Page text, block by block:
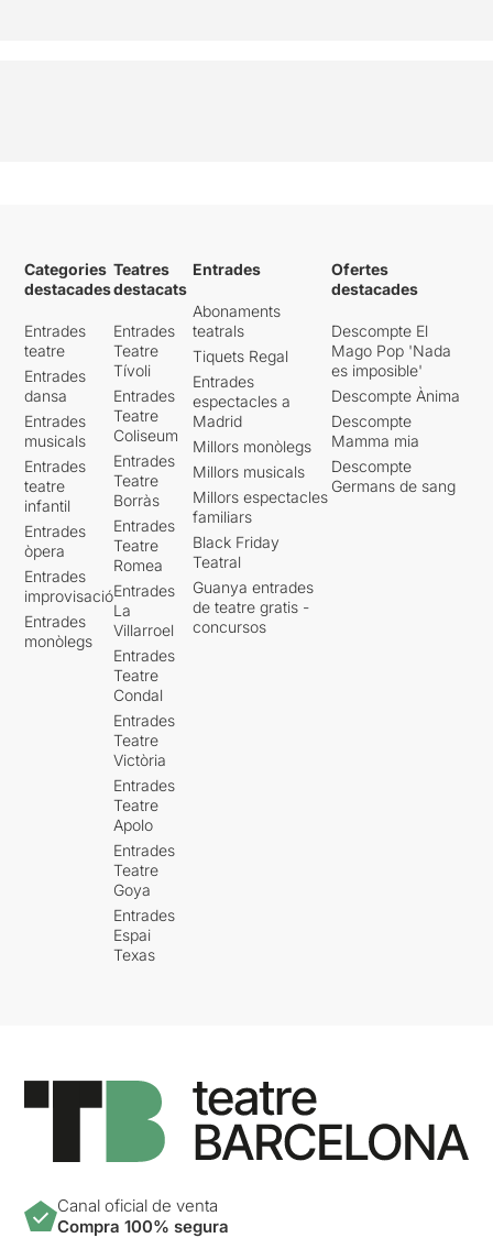
Categories
destacades
Entrades
teatre
Entrades
dansa
Entrades
musicals
Entrades
teatre
infantil
Entrades
òpera
Entrades
improvisació
Entrades
monòlegs
Teatres
destacats
Entrades
Teatre
Tívoli
Entrades
Teatre
Coliseum
Entrades
Teatre
Borràs
Entrades
Teatre
Romea
Entrades
La
Villarroel
Entrades
Teatre
Condal
Entrades
Teatre
Victòria
Entrades
Teatre
Apolo
Entrades
Teatre
Goya
Entrades
Espai
Texas
Entrades
Abonaments
teatrals
Tiquets Regal
Entrades
espectacles a
Madrid
Millors monòlegs
Millors musicals
Millors espectacles
familiars
Black Friday
Teatral
Guanya entrades
de teatre gratis -
concursos
Ofertes
destacades
Descompte El
Mago Pop 'Nada
es imposible'
Descompte Ànima
Descompte
Mamma mia
Descompte
Germans de sang
Canal oficial de venta
Compra 100% segura